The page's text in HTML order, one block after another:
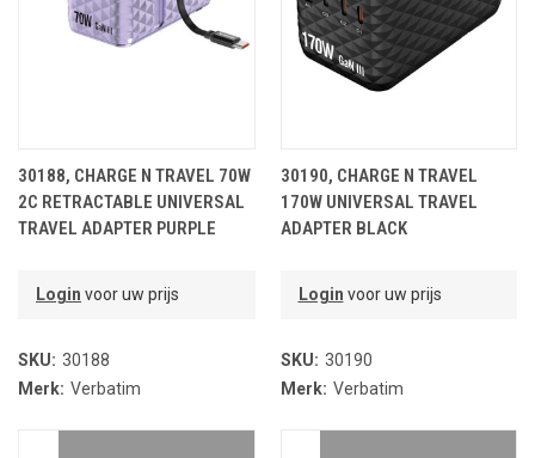
30188, CHARGE N TRAVEL 70W
2C RETRACTABLE UNIVERSAL
TRAVEL ADAPTER PURPLE
Login voor uw prijs
SKU: 30188
Merk: Verbatim
30190, CHARGE N TRAVEL
170W UNIVERSAL TRAVEL
ADAPTER BLACK
Login voor uw prijs
SKU: 30190
Merk: Verbatim